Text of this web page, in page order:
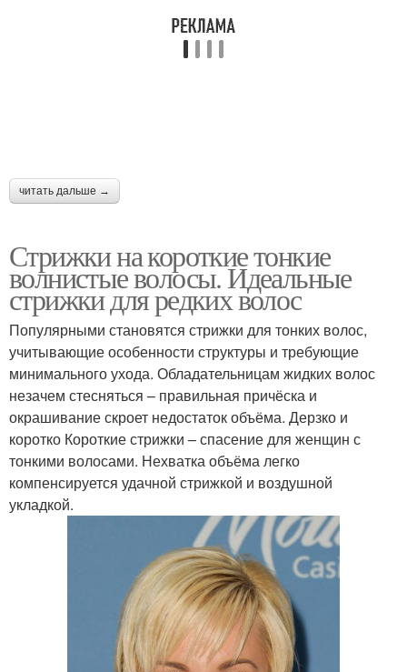
стрижке
Женская челка
Шторка на женских
волосах
Волос для стрижки
Стрижка на волнистые
волосы
Модные стрижки
Короткие стрижки
Стрижки на волнистые
волосы
Стрижки на вьющиеся
волосы
читать дальше →
Стрижки на короткие тонкие
волнистые волосы. Идеальные
стрижки для редких волос
Популярными становятся стрижки для тонких волос,
учитывающие особенности структуры и требующие
минимального ухода. Обладательницам жидких волос
незачем стесняться – правильная причёска и
окрашивание скроет недостаток объёма. Дерзко и
коротко Короткие стрижки – спасение для женщин с
тонкими волосами. Нехватка объёма легко
компенсируется удачной стрижкой и воздушной
укладкой.